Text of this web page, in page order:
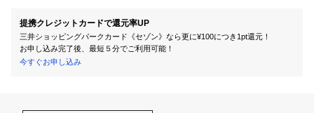
提携クレジットカードで還元率UP
三井ショッピングパークカード《セゾン》なら更に¥100につき1pt還元！
お申し込み完了後、最短５分でご利用可能！
今すぐお申し込み